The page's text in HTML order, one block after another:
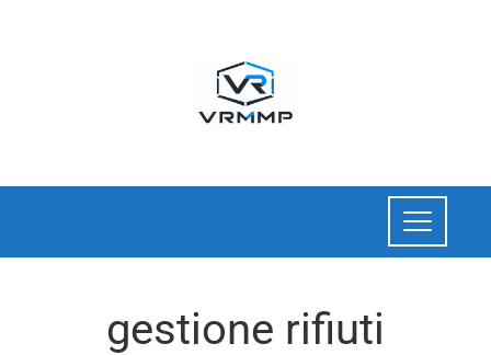
gestione rifiuti